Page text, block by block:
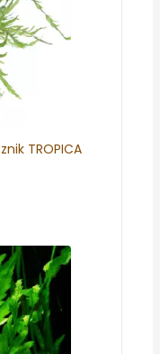
TROPICA